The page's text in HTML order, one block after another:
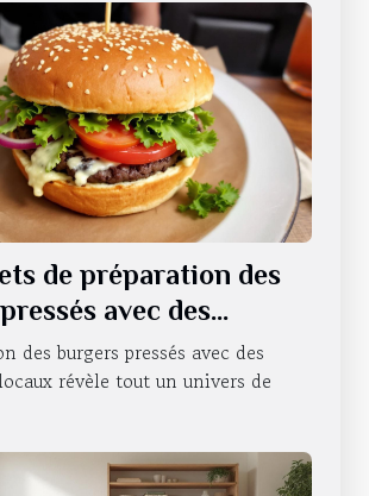
de préparation des
avec des
locaux
des burgers pressés avec des
révèle tout un univers de